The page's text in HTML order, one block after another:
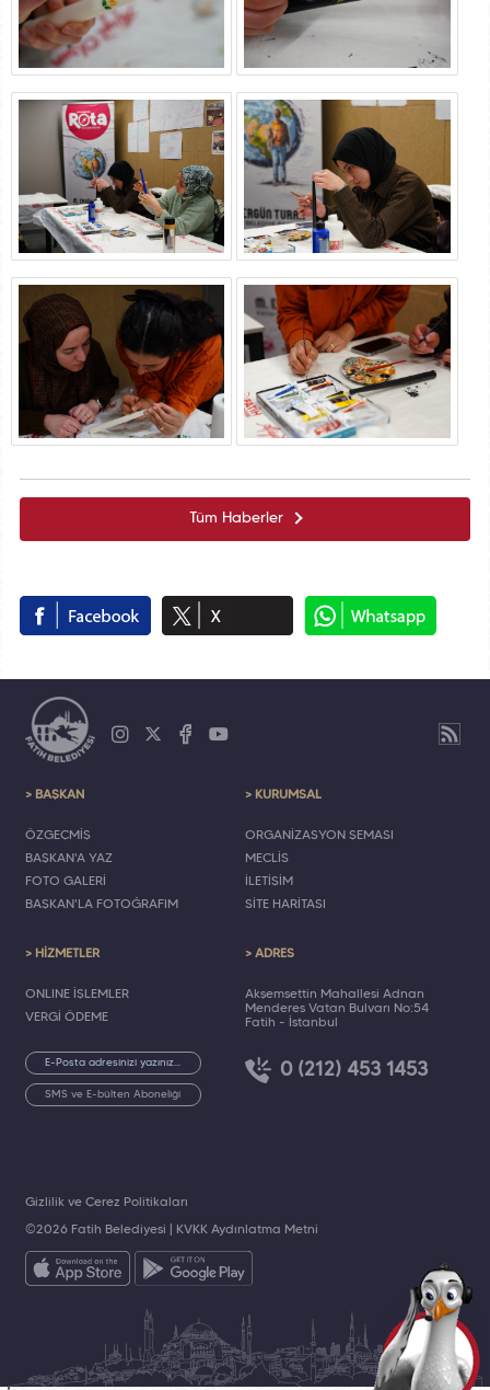
Tüm Haberler
> BAŞKAN
ÖZGEÇMİŞ
BAŞKAN'A YAZ
FOTO GALERİ
BAŞKAN'LA FOTOĞRAFIM
> KURUMSAL
ORGANİZASYON ŞEMASI
MECLİS
İLETİŞİM
SİTE HARİTASI
> HİZMETLER
ONLINE İŞLEMLER
VERGİ ÖDEME
SMS ve E-bülten Aboneliği
> ADRES
Akşemsettin Mahallesi Adnan
Menderes Vatan Bulvarı No:54
Fatih - İstanbul
0 (212) 453 1453
©2026 Fatih Belediyesi | KVKK Aydınlatma Metni
Gizlilik ve Çerez Politikaları